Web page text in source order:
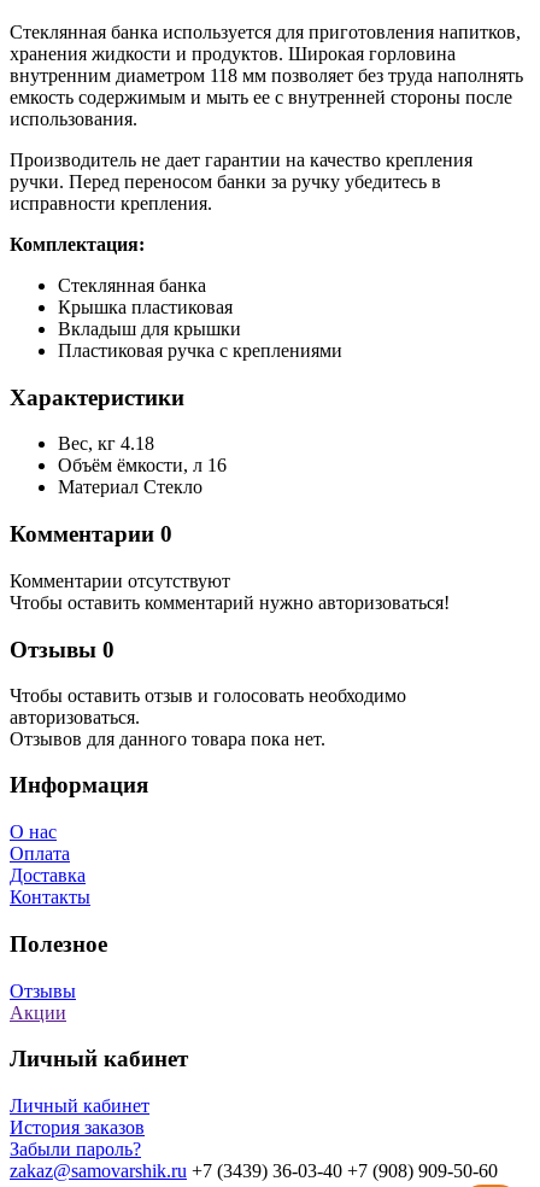
Стеклянная банка используется для приготовления напитков,
хранения жидкости и продуктов. Широкая горловина
внутренним диаметром 118 мм позволяет без труда наполнять
емкость содержимым и мыть ее с внутренней стороны после
использования.
Производитель не дает гарантии на качество крепления
ручки. Перед переносом банки за ручку убедитесь в
исправности крепления.
Комплектация:
Стеклянная банка
Крышка пластиковая
Вкладыш для крышки
Пластиковая ручка с креплениями
Характеристики
Вес, кг 4.18
Объём ёмкости, л 16
Материал Стекло
Комментарии 0
Комментарии отсутствуют
Чтобы оставить комментарий нужно авторизоваться!
Отзывы 0
Чтобы оcтавить отзыв и голосовать необходимо
авторизоваться.
Отзывов для данного товара пока нет.
Информация
О нас
Оплата
Доставка
Контакты
Полезное
Отзывы
Акции
Личный кабинет
Личный кабинет
История заказов
Забыли пароль?
zakaz@samovarshik.ru +7 (3439) 36-03-40 +7 (908) 909-50-60